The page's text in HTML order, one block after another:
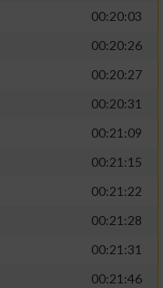
00:20:03
00:20:26
00:20:27
00:20:31
00:21:09
00:21:15
00:21:22
00:21:28
00:21:31
00:21:46